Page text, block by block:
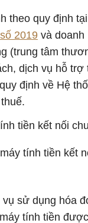
theo quy định
2019 và doanh
(trung tâm
dịch vụ hỗ
định về Hệ
tiền kết nối
tính tiền kết
sử dụng hóa
tính tiền